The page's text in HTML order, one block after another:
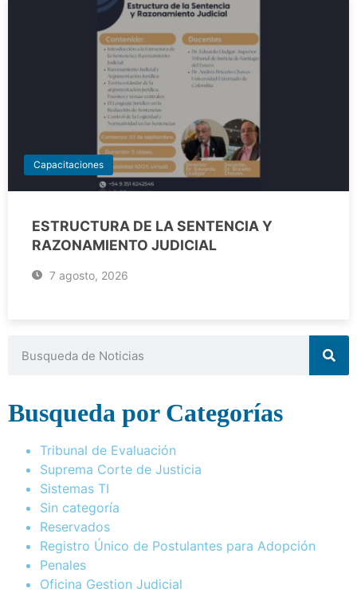
Capacitaciones
ESTRUCTURA DE LA SENTENCIA Y
RAZONAMIENTO JUDICIAL
7 agosto, 2026
Busqueda por Categorías
Tribunal de Evaluación
Suprema Corte de Justicia
Sistemas TI
Sin categoría
Reservados
Registro Único de Postulantes para Adopción
Penales
Oficina Gestion Judicial